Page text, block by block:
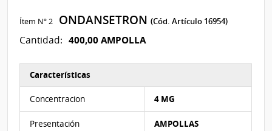
Ítem Nº 2 ONDANSETRON(Cód. Artículo 16954)
Cantidad: 400,00 AMPOLLA
Características
Concentracion 4 MG
Presentación AMPOLLAS